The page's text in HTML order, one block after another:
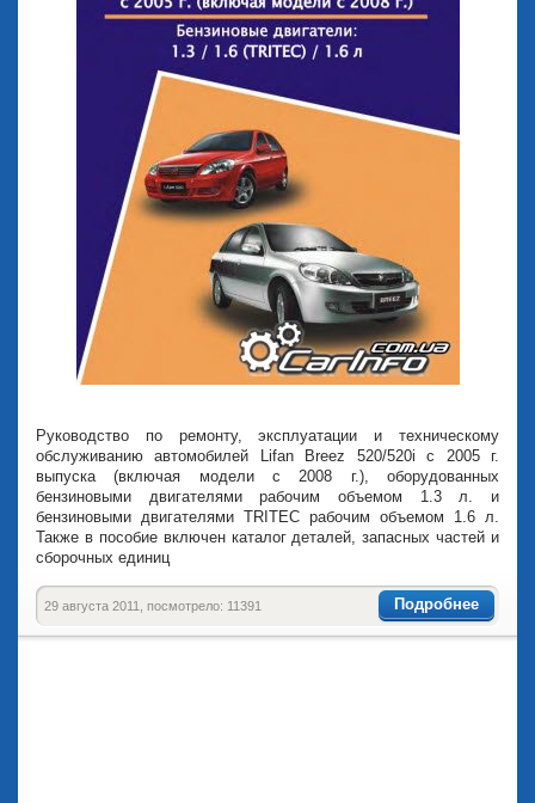
Руководство по ремонту, эксплуатации и техническому
обслуживанию автомобилей Lifan Breez 520/520i с 2005 г.
выпуска (включая модели с 2008 г.), оборудованных
бензиновыми двигателями рабочим объемом 1.3 л. и
бензиновыми двигателями TRITEC рабочим объемом 1.6 л.
Также в пособие включен каталог деталей, запасных частей и
сборочных единиц
Подробнее
29 августа 2011, посмотрело: 11391